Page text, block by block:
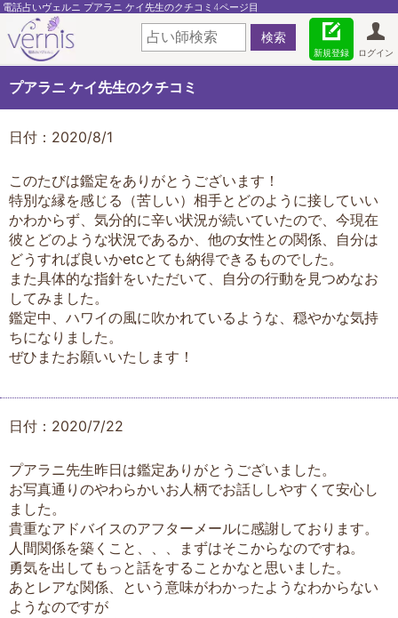
電話占いヴェルニ プアラニ ケイ先生のクチコミ4ページ目
ログイン
新規登録
プアラニ ケイ先生のクチコミ
日付：2020/8/1
このたびは鑑定をありがとうございます！
特別な縁を感じる（苦しい）相手とどのように接していい
かわからず、気分的に辛い状況が続いていたので、今現在
彼とどのような状況であるか、他の女性との関係、自分は
どうすれば良いかetcとても納得できるものでした。
また具体的な指針をいただいて、自分の行動を見つめなお
してみました。
鑑定中、ハワイの風に吹かれているような、穏やかな気持
ちになりました。
ぜひまたお願いいたします！
日付：2020/7/22
プアラニ先生昨日は鑑定ありがとうございました。
お写真通りのやわらかいお人柄でお話ししやすくて安心し
ました。
貴重なアドバイスのアフターメールに感謝しております。
人間関係を築くこと、、、まずはそこからなのですね。
勇気を出してもっと話をすることかなと思いました。
あとレアな関係、という意味がわかったようなわからない
ようなのですが